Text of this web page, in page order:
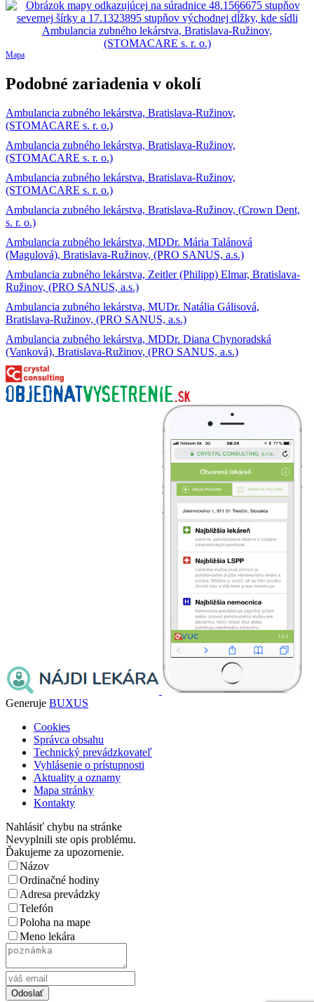
Mapa
Podobné zariadenia v okolí
Ambulancia zubného lekárstva, Bratislava-Ružinov,
(STOMACARE s. r. o.)
Ambulancia zubného lekárstva, Bratislava-Ružinov,
(STOMACARE s. r. o.)
Ambulancia zubného lekárstva, Bratislava-Ružinov,
(STOMACARE s. r. o.)
Ambulancia zubného lekárstva, Bratislava-Ružinov, (Crown Dent,
s. r. o.)
Ambulancia zubného lekárstva, MDDr. Mária Talánová
(Magulová), Bratislava-Ružinov, (PRO SANUS, a.s.)
Ambulancia zubného lekárstva, Zeitler (Philipp) Elmar, Bratislava-
Ružinov, (PRO SANUS, a.s.)
Ambulancia zubného lekárstva, MUDr. Natália Gálisová,
Bratislava-Ružinov, (PRO SANUS, a.s.)
Ambulancia zubného lekárstva, MDDr. Diana Chynoradská
(Vanková), Bratislava-Ružinov, (PRO SANUS, a.s.)
Generuje BUXUS
Cookies
Správca obsahu
Technický prevádzkovateľ
Vyhlásenie o prístupnosti
Aktuality a oznamy
Mapa stránky
Kontakty
Nahlásiť chybu na stránke
Nevyplnili ste opis problému.
Ďakujeme za upozornenie.
Názov
Ordinačné hodiny
Adresa prevádzky
Telefón
Poloha na mape
Meno lekára